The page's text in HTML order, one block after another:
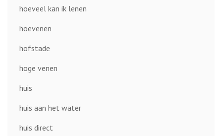
hoeveel kan ik lenen
hoevenen
hofstade
hoge venen
huis
huis aan het water
huis direct